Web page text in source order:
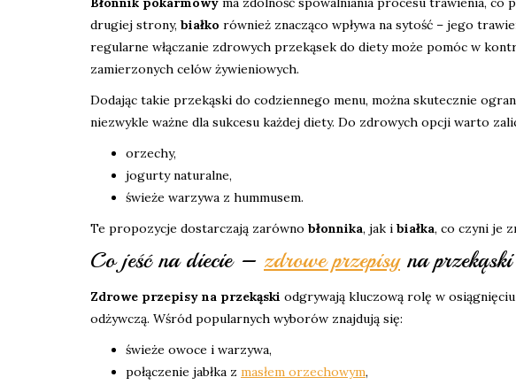
drugiej strony, białko również znacząco wpływa na sytość – jego
regularne włączanie zdrowych przekąsek do diety może pomóc w
zamierzonych celów żywieniowych.
Dodając takie przekąski do codziennego menu, można skutecznie
niezwykle ważne dla sukcesu każdej diety. Do zdrowych opcji warto
orzechy,
jogurty naturalne,
świeże warzywa z hummusem.
Te propozycje dostarczają zarówno błonnika, jak i białka, co czyni je
Co jeść na diecie – zdrowe przepisyna przekąski
Zdrowe przepisy na przekąski odgrywają kluczową rolę w
odżywczą. Wśród popularnych wyborów znajdują się:
świeże owoce i warzywa,
połączenie jabłka z masłem orzechowym,